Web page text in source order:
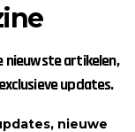
nieuwste artikelen,
updates.
nieuwe